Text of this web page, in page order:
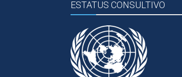
ESTATUS CONSULTIVO